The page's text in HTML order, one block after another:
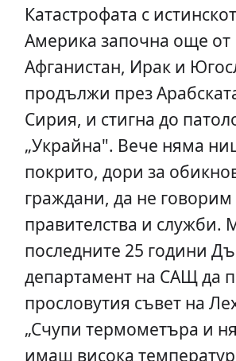
Катастрофата с
Америка започна още от
Афганистан, Ирак и
продължи през
Сирия, и стигна до
„Украйна". Вече няма
покрито, дори за
граждани, да не говорим
правителства и служби.
последните 25 години
департамент на САЩ да
прословутия съвет на
„Счупи термометъра и
имаш висока